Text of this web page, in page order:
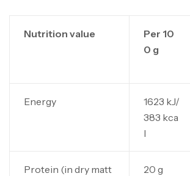
Nutrition value
Per 10
0 g
Energy
1623 kJ/
383 kca
l
Protein (in dry matt
20 g